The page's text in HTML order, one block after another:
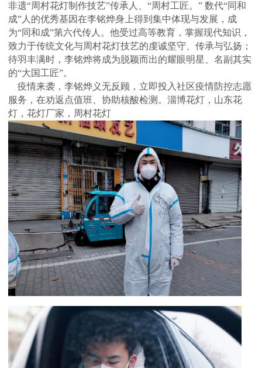
非遗“周村花灯制作技艺”传承人、“周村工匠。” 数代“同和
成”人的优秀基因在李铭烨身上得到集中体现与发展，成
为“同和成”第六代传人。他受过高等教育，掌握现代知识，
致力于传统文化与周村花灯技艺的虔诚坚守、传承与弘扬；
待羽丰满时，李铭烨将成为脱颖而出的耀眼明星、名副其实
的“大国工匠”。
疫情来袭，李铭烨义无反顾，立即投入社区疫情防控志愿
服务，在劝返点值班、协助核酸检测。 淄博花灯， 山东花
灯， 花灯厂家 ， 周村花灯